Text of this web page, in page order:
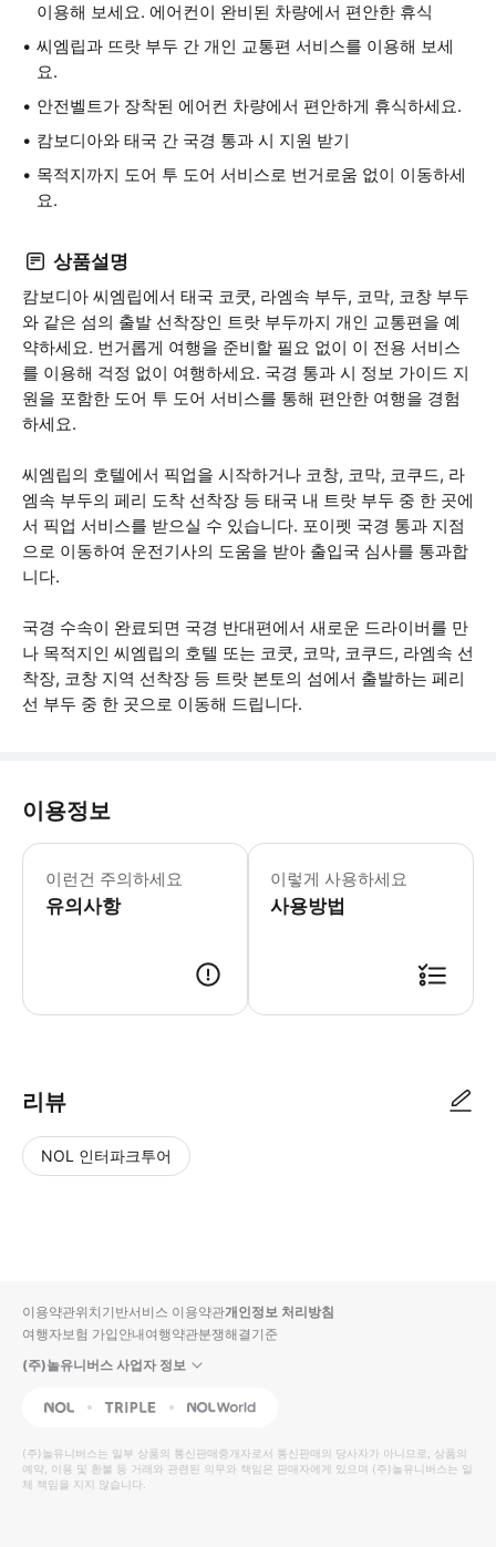
이용해 보세요. 에어컨이 완비된 차량에서 편안한 휴식
씨엠립과 뜨랏 부두 간 개인 교통편 서비스를 이용해 보세
요.
안전벨트가 장착된 에어컨 차량에서 편안하게 휴식하세요.
캄보디아와 태국 간 국경 통과 시 지원 받기
목적지까지 도어 투 도어 서비스로 번거로움 없이 이동하세
요.
상품설명
캄보디아 씨엠립에서 태국 코쿳, 라엠속 부두, 코막, 코창 부두
와 같은 섬의 출발 선착장인 트랏 부두까지 개인 교통편을 예
약하세요. 번거롭게 여행을 준비할 필요 없이 이 전용 서비스
를 이용해 걱정 없이 여행하세요. 국경 통과 시 정보 가이드 지
원을 포함한 도어 투 도어 서비스를 통해 편안한 여행을 경험
하세요.
씨엠립의 호텔에서 픽업을 시작하거나 코창, 코막, 코쿠드, 라
엠속 부두의 페리 도착 선착장 등 태국 내 트랏 부두 중 한 곳에
서 픽업 서비스를 받으실 수 있습니다. 포이펫 국경 통과 지점
으로 이동하여 운전기사의 도움을 받아 출입국 심사를 통과합
니다.
국경 수속이 완료되면 국경 반대편에서 새로운 드라이버를 만
나 목적지인 씨엠립의 호텔 또는 코쿳, 코막, 코쿠드, 라엠속 선
착장, 코창 지역 선착장 등 트랏 본토의 섬에서 출발하는 페리
선 부두 중 한 곳으로 이동해 드립니다.
이용정보
이런건 주의하세요
유의사항
여정은 국경 통과 서류 처리 시간 1.5
이렇게 사용하세요
사용방법
리뷰
NOL 인터파크투어
입니
다.
높
은
순
동
영
상
순
상
이용약관위치기반서비스 이용약관개인정보 처리방침
여행자보험 가입안내여행약관분쟁해결기준
(주)놀유니버스 사업자 정보
NOL Triple Interpark Global
(주)놀유니버스는 일부 상품의 통신판매중개자로서 통신판매의 당사자가 아니므로, 상품의
예약, 이용 및 환불 등 거래와 관련된 의무와 책임은 판매자에게 있으며 (주)놀유니버스는 일
체 책임을 지지 않습니다.